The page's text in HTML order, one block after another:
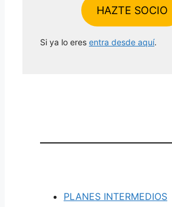
HAZTE SOCIO
Si ya lo eres entra desde aquí.
PLANES INTERMEDIOS